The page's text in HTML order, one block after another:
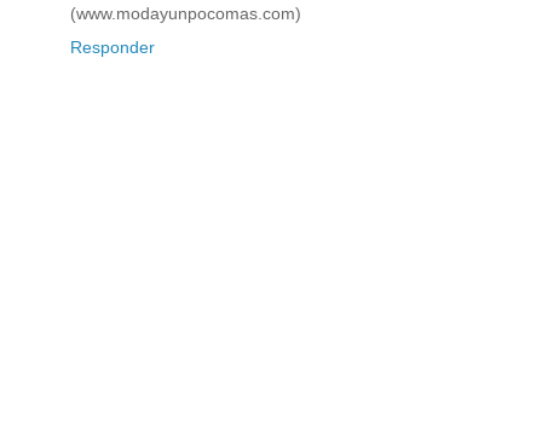
(www.modayunpocomas.com)
Responder